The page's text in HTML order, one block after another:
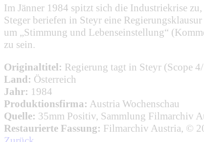
Im Jänner 1984 spitzt sich die Industriekrise
Steger beriefen in Steyr eine
um „Stimmung und Lebenseinstellung“
zu sein.
Originaltitel: Regierung tagt in Steyr (Scope
Land: Österreich
Jahr: 1984
Produktionsfirma: Austria Wochenschau
Quelle: 35mm Positiv, Sammlung Filmarchiv
Restaurierte Fassung: Filmarchiv Austria, ©